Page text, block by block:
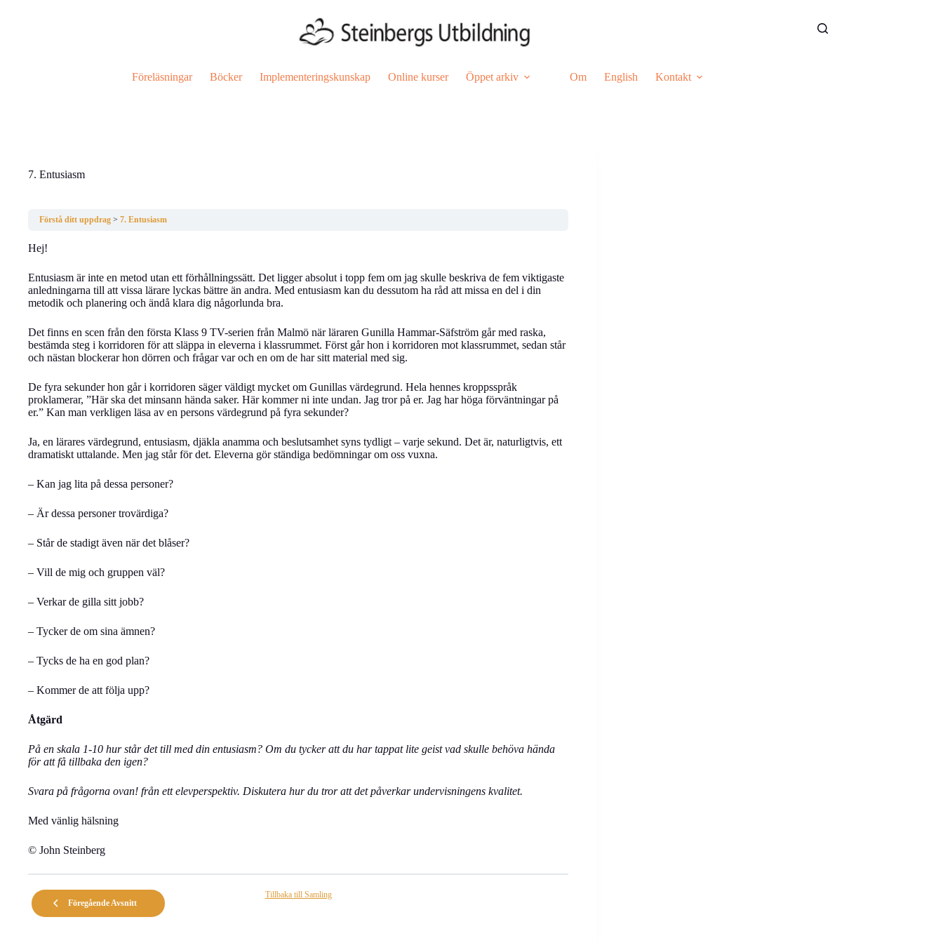
Föreläsningar Böcker Implementeringskunskap Online kurser Öppet arkiv Om English Kontakt
7. Entusiasm
Förstå ditt uppdrag 7. Entusiasm
Hej!
Entusiasm är inte en metod utan ett förhållningssätt. Det ligger absolut i topp fem om jag skulle beskriva de fem viktigaste
anledningarna till att vissa lärare lyckas bättre än andra. Med entusiasm kan du dessutom ha råd att missa en del i din
metodik och planering och ändå klara dig någorlunda bra.
Det finns en scen från den första Klass 9 TV-serien från Malmö när läraren Gunilla Hammar-Säfström går med raska,
bestämda steg i korridoren för att släppa in eleverna i klassrummet. Först går hon i korridoren mot klassrummet, sedan står
och nästan blockerar hon dörren och frågar var och en om de har sitt material med sig.
De fyra sekunder hon går i korridoren säger väldigt mycket om Gunillas värdegrund. Hela hennes kroppsspråk
proklamerar, ”Här ska det minsann hända saker. Här kommer ni inte undan. Jag tror på er. Jag har höga förväntningar på
er.” Kan man verkligen läsa av en persons värdegrund på fyra sekunder?
Ja, en lärares värdegrund, entusiasm, djäkla anamma och beslutsamhet syns tydligt – varje sekund. Det är, naturligtvis, ett
dramatiskt uttalande. Men jag står för det. Eleverna gör ständiga bedömningar om oss vuxna.
– Kan jag lita på dessa personer?
– Är dessa personer trovärdiga?
– Står de stadigt även när det blåser?
– Vill de mig och gruppen väl?
– Verkar de gilla sitt jobb?
– Tycker de om sina ämnen?
– Tycks de ha en god plan?
– Kommer de att följa upp?
Åtgärd
På en skala 1-10 hur står det till med din entusiasm? Om du tycker att du har tappat lite geist vad skulle behöva hända
för att få tillbaka den igen?
Svara på frågorna ovan! från ett elevperspektiv. Diskutera hur du tror att det påverkar undervisningens kvalitet.
Med vänlig hälsning
© John Steinberg
Föregående Avsnitt
Tillbaka till Samling